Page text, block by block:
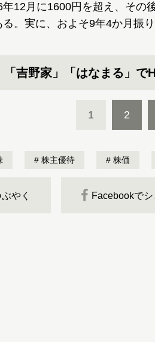
12月に1600円を超え、その
。実に、およそ9年4か月振
「吉野家」「はなまる」で
1 2
株主優待 株価
やく Facebookでシ